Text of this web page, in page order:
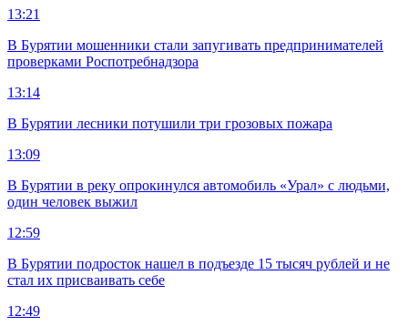
13:21
В Бурятии мошенники стали запугивать предпринимателей
проверками Роспотребнадзора
13:14
В Бурятии лесники потушили три грозовых пожара
13:09
В Бурятии в реку опрокинулся автомобиль «Урал» с людьми,
один человек выжил
12:59
В Бурятии подросток нашел в подъезде 15 тысяч рублей и не
стал их присваивать себе
12:49